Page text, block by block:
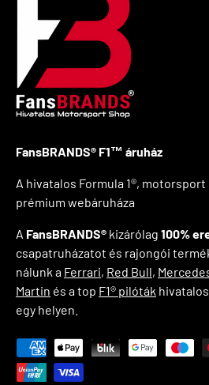
FansBRANDS® F1™ áruház
A hivatalos Formula 1®,
prémium webáruháza
A FansBRANDS® kizárólag 100%
csapatruházatot és rajongói
nálunk a Ferrari, Red Bull,
Martin és a top F1® pilóták
egy helyen.
Zahlungsmethoden